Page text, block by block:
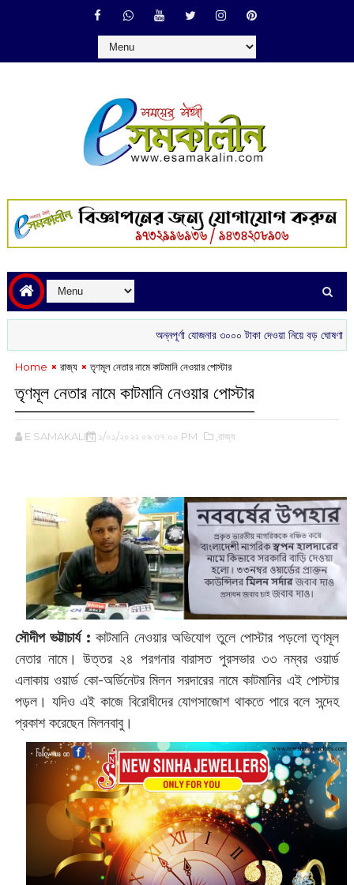
অন্নপূর্ণা যোজনার ৩০০০ টাকা দেওয়া নিয়ে বড় ঘোষণা মুখ্যমন্ত্রীর
Home রাজ্য তৃণমূল নেতার নামে কাটমানি নেওয়ার পোস্টার
তৃণমূল নেতার নামে কাটমানি নেওয়ার পোস্টার
E SAMAKALIN ১/০১/২০২২ ০৯:৩৭:০০ PM ,রাজ্য
সৌদীপ ভট্টাচার্য : কাটমানি ‌নেওয়ার অভিযোগ তুলে পোস্টার পড়লো তৃণমূল
নেতার নামে। ‌উত্তর ২৪ পরগনার বারাসত পুরসভার ৩৩ নম্বর ওয়ার্ড
এলাকায় ওয়ার্ড কো-অর্ডিনেটর মিলন সরদারের নামে কাটমানির এই পোস্টার
পড়ল। যদিও এই কাজে বিরোধীদের যোগসাজোশ থাকতে পারে বলে সন্দেহ
প্রকাশ করেছেন মিলনবাবু।